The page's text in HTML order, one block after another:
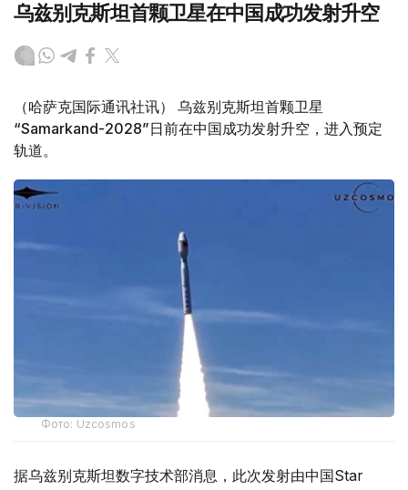
乌兹别克斯坦首颗卫星在中国成功发射升空
（哈萨克国际通讯社讯） 乌兹别克斯坦首颗卫星
“Samarkand-2028”日前在中国成功发射升空，进入预定
轨道。
Фото: Uzcosmos
据乌兹别克斯坦数字技术部消息，此次发射由中国Star